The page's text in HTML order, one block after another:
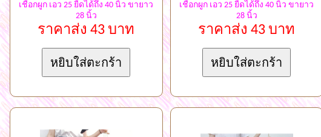
เชือกผูก เอว 25 ยืดได้ถึง 40 นิ้ว ขายาว
28 นิ้ว
ราคาส่ง 43 บาท
เชือกผูก เอว 25 ยืดได้ถึง 40 นิ้ว ขายาว
28 นิ้ว
ราคาส่ง 43 บาท